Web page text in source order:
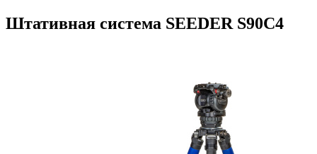
Штативная система SEEDER S90C4